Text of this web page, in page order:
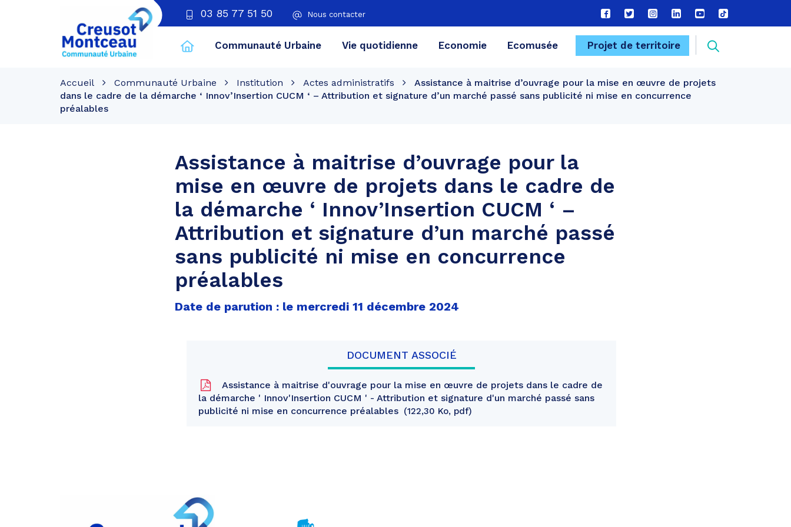
03 85 77 51 50 Nous contacter
Lien
vers
compte
Lien
vers
compte
Lien
vers
compte
Lien
vers
compte
Lien
vers
chaîne
Lien
vers
Creusot
Montceau
Communauté Urbaine Vie quotidienne Economie Ecomusée Projet de territoire
FERMER
Accueil Communauté Urbaine Institution Actes administratifs
Assistance à maitrise d’ouvrage pour la mise en œuvre de projets
dans le cadre de la démarche ‘ Innov’Insertion CUCM ‘ – Attribution et signature d’un marché passé sans publicité ni mise en concurrence
préalables
Assistance à maitrise d’ouvrage pour la
mise en œuvre de projets dans le cadre de
la démarche ‘ Innov’Insertion CUCM ‘ –
Attribution et signature d’un marché passé
sans publicité ni mise en concurrence
préalables
Date de parution : le mercredi 11 décembre 2024
DOCUMENT ASSOCIÉ
Assistance à maitrise d'ouvrage pour la mise en œuvre de projets dans le cadre de
la démarche ' Innov'Insertion CUCM ' - Attribution et signature d'un marché passé sans
publicité ni mise en concurrence préalables
122,30 Ko, pdf
Partager